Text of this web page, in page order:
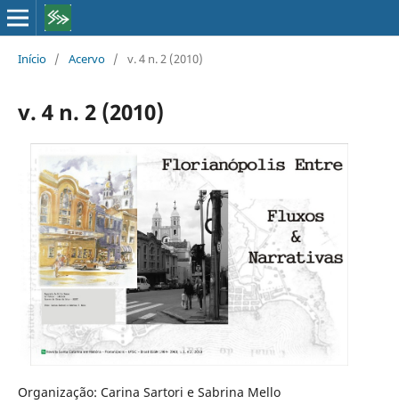
Início / Acervo / v. 4 n. 2 (2010)
v. 4 n. 2 (2010)
Organização: Carina Sartori e Sabrina Mello